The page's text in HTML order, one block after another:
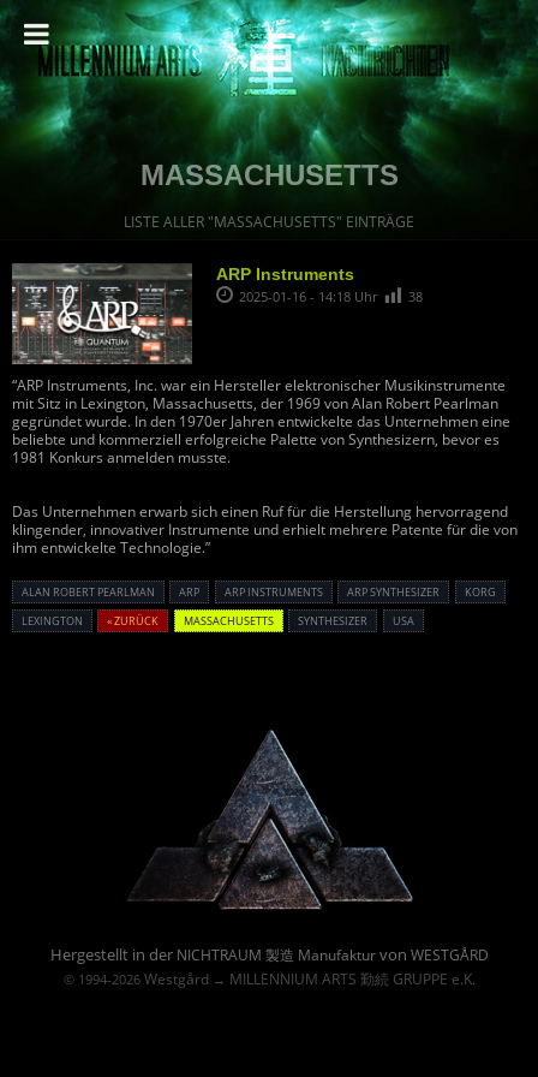
MASSACHUSETTS
LISTE ALLER "MASSACHUSETTS" EINTRÄGE
ARP Instruments
2025-01-16 - 14:18 Uhr 38
“ARP Instruments, Inc. war ein Hersteller elektronischer Musikinstrumente
mit Sitz in Lexington, Massachusetts, der 1969 von Alan Robert Pearlman
gegründet wurde. In den 1970er Jahren entwickelte das Unternehmen eine
beliebte und kommerziell erfolgreiche Palette von Synthesizern, bevor es
1981 Konkurs anmelden musste.
Das Unternehmen erwarb sich einen Ruf für die Herstellung hervorragend
klingender, innovativer Instrumente und erhielt mehrere Patente für die von
ihm entwickelte Technologie.”
ALAN ROBERT PEARLMAN ARP ARP INSTRUMENTS ARP SYNTHESIZER
KORG
LEXINGTON
« ZURÜCK MASSACHUSETTS SYNTHESIZER USA
Hergestellt in der NICHTRAUM 製造 Manufakturvon WESTGÅRD
© 1994-2026 Westgård→ MILLENNIUM ARTS 勤続 GRUPPE e.K.
Powered By :